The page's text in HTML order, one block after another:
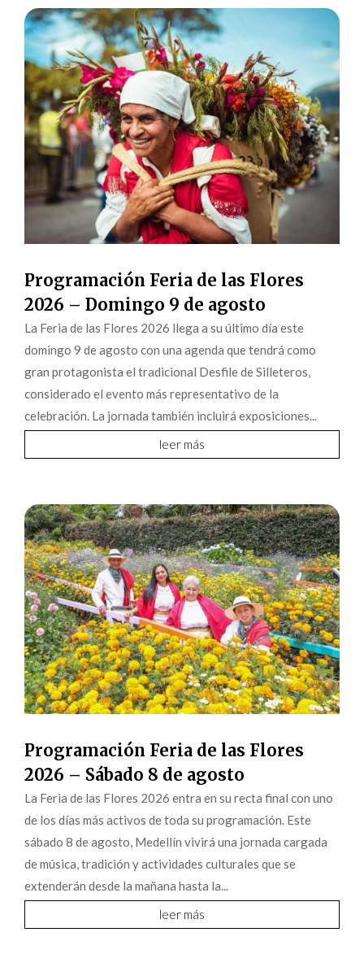
Programación Feria de las Flores
2026 – Domingo 9 de agosto
La Feria de las Flores 2026 llega a su último día este
domingo 9 de agosto con una agenda que tendrá como
gran protagonista el tradicional Desfile de Silleteros,
considerado el evento más representativo de la
celebración. La jornada también incluirá exposiciones...
leer más
Programación Feria de las Flores
2026 – Sábado 8 de agosto
La Feria de las Flores 2026 entra en su recta final con uno
de los días más activos de toda su programación. Este
sábado 8 de agosto, Medellín vivirá una jornada cargada
de música, tradición y actividades culturales que se
extenderán desde la mañana hasta la...
leer más